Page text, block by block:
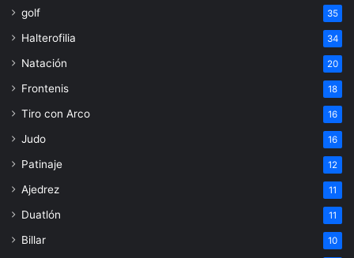
golf 35
Halterofilia 34
Natación 20
Frontenis 18
Tiro con Arco 16
Judo 16
Patinaje 12
Ajedrez 11
Duatlón 11
Billar 10